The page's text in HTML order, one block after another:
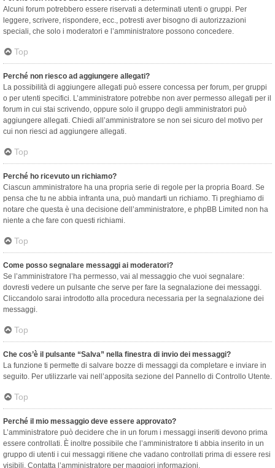
Alcuni forum potrebbero essere riservati a determinati utenti o gruppi. Per
leggere, scrivere, rispondere, ecc., potresti aver bisogno di autorizzazioni
speciali, che solo i moderatori e l’amministratore possono concedere.
Top
Perché non riesco ad aggiungere allegati?
La possibilità di aggiungere allegati può essere concessa per forum, per gruppi
o per utenti specifici. L’amministratore potrebbe non aver permesso allegati per il
forum in cui stai scrivendo, oppure solo il gruppo degli amministratori può
aggiungere allegati. Chiedi all’amministratore se non sei sicuro del motivo per
cui non riesci ad aggiungere allegati.
Top
Perché ho ricevuto un richiamo?
Ciascun amministratore ha una propria serie di regole per la propria Board. Se
pensa che tu ne abbia infranta una, può mandarti un richiamo. Ti preghiamo di
notare che questa è una decisione dell’amministratore, e phpBB Limited non ha
niente a che fare con questi richiami.
Top
Come posso segnalare messaggi ai moderatori?
Se l’amministratore l’ha permesso, vai al messaggio che vuoi segnalare:
dovresti vedere un pulsante che serve per fare la segnalazione dei messaggi.
Cliccandolo sarai introdotto alla procedura necessaria per la segnalazione dei
messaggi.
Top
Che cos’è il pulsante “Salva” nella finestra di invio dei messaggi?
La funzione ti permette di salvare bozze di messaggi da completare e inviare in
seguito. Per utilizzarle vai nell’apposita sezione del Pannello di Controllo Utente.
Top
Perché il mio messaggio deve essere approvato?
L’amministratore può decidere che in un forum i messaggi inseriti devono prima
essere controllati. È inoltre possibile che l’amministratore ti abbia inserito in un
gruppo di utenti i cui messaggi ritiene che vadano controllati prima di essere resi
visibili. Contatta l’amministratore per maggiori informazioni.